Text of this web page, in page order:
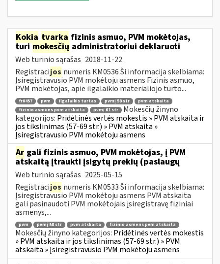
Kokia tvarka fizinis asmuo, PVM mokėtojas,
turimokesčių administratoriui deklaruoti
Web turinio sąrašas 2018-11-22
Registracijos numeris KM0536 Ši informacija skelbiama:
Įsiregistravusio PVM mokėtoju asmens Fizinis asmuo,
PVM mokėtojas, apie ilgalaikio materialiojo turto...
fr0457 pvm ilgalaikis turtas pvmį 58 str
pvm atskaita
fizinio asmens pvm atskaita
pvmį 61 str
Mokesčių žinyno
kategorijos: Pridėtinės vertės mokestis » PVM atskaita ir
jos tikslinimas (57-69 str.) » PVM atskaita »
Įsiregistravusio PVM mokėtoju asmens
Ar gali fizinis asmuo, PVM mokėtojas, į PVM
atskaitą įtraukti įsigytų prekių (paslaugų
Web turinio sąrašas 2025-05-15
Registracijos numeris KM0533 Ši informacija skelbiama:
Įsiregistravusio PVM mokėtoju asmens PVM atskaita
gali pasinaudoti PVM mokėtojais įsiregistravę fiziniai
asmenys,...
pvm pvmį 58 str pvm atskaita fizinio asmens pvm atskaita
Mokesčių žinyno kategorijos: Pridėtinės vertės mokestis
» PVM atskaita ir jos tikslinimas (57-69 str.) » PVM
atskaita » Įsiregistravusio PVM mokėtoju asmens